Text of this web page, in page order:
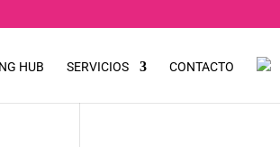
HUB SERVICIOS CONTACTO